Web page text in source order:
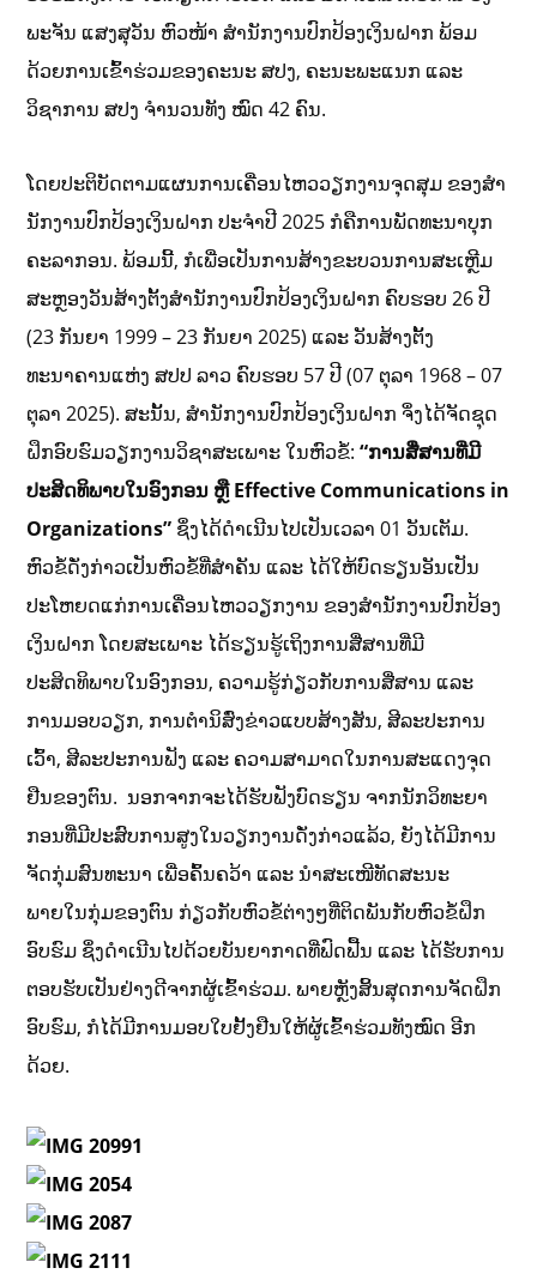
ພະຈັນ ແສງສຸວັນ ຫົວໜ້າ ສໍານັກງານປົກປ້ອງເງິນຝາກ ພ້ອມ
ດ້ວຍການເຂົ້າຮ່ວມຂອງຄະນະ ສປງ, ຄະນະພະແນກ ແລະ
ວິຊາການ ສປງ ຈໍານວນທັງ ໝົດ 42 ຄົນ.
ໂດຍປະຕິບັດຕາມແຜນການເຄື່ອນໄຫວວຽກງານຈຸດສຸມ ຂອງສໍາ
ນັກງານປົກປ້ອງເງິນຝາກ ປະຈໍາປີ 2025 ກໍຄືການພັດທະນາບຸກ
ຄະລາກອນ. ພ້ອມນີ້, ກໍເພື່ອເປັນການສ້າງຂະບວນການສະເຫຼີມ
ສະຫຼອງວັນສ້າງຕັ້ງສໍານັກງານປົກປ້ອງເງິນຝາກ ຄົບຮອບ 26 ປີ
(23 ກັນຍາ 1999 – 23 ກັນຍາ 2025) ແລະ ວັນສ້າງຕັ້ງ
ທະນາຄານແຫ່ງ ສປປ ລາວ ຄົບຮອບ 57 ປີ (07 ຕຸລາ 1968 – 07
ຕຸລາ 2025). ສະນັ້ນ, ສໍານັກງານປົກປ້ອງເງິນຝາກ ຈຶ່ງໄດ້ຈັດຊຸດ
ຝຶກອົບຮົມວຽກງານວິຊາສະເພາະ ໃນຫົວຂໍ້:“ການສື່ສານທີ່ມີ
ປະສິດທິພາບໃນອົງກອນ ຫຼືEffective Communications in
Organizations” ຊຶ່ງໄດ້ດໍາເນີນໄປເປັນເວລາ 01 ວັນເຕັມ.
ຫົວຂໍ້ດັ່ງກ່າວເປັນຫົວຂໍ້ທີ່ສໍາຄັນ ແລະ ໄດ້ໃຫ້ບົດຮຽນອັນເປັນ
ປະໂຫຍດແກ່ການເຄື່ອນໄຫວວຽກງານ ຂອງສຳນັກງານປົກປ້ອງ
ເງິນຝາກ ໂດຍສະເພາະ ໄດ້ຮຽນຮູ້ເຖິງການສື່ສານທີ່ມີ
ປະສິດທິພາບໃນອົງກອນ, ຄວາມຮູ້ກ່ຽວກັບການສື່ສານ ແລະ
ການມອບວຽກ, ການຕໍານິສົ່ງຂ່າວແບບສ້າງສັນ, ສີລະປະການ
ເວົ້າ, ສີລະປະການຟັງ ແລະ ຄວາມສາມາດໃນການສະແດງຈຸດ
ຢືນຂອງຕົນ. ນອກຈາກຈະໄດ້ຮັບຟັງບົດຮຽນ ຈາກນັກວິທະຍາ
ກອນທີ່ມີປະສົບການສູງໃນວຽກງານດັ່ງກ່າວແລ້ວ, ຍັງໄດ້ມີການ
ຈັດກຸ່ມສົນທະນາ ເພື່ອຄົ້ນຄວ້າ ແລະ ນໍາສະເໜີທັດສະນະ
ພາຍໃນກຸ່ມຂອງຕົນ ກ່ຽວກັບຫົວຂໍ້ຕ່າງໆທີ່ຕິດພັນກັບຫົວຂໍ້ຝຶກ
ອົບຮົມ ຊຶ່ງດໍາເນີນໄປດ້ວຍບັນຍາກາດທີ່ຟົດຟື້ນ ແລະ ໄດ້ຮັບການ
ຕອບຮັບເປັນຢ່າງດີຈາກຜູ້ເຂົ້າຮ່ວມ. ພາຍຫຼັງສິ້ນສຸດການຈັດຝຶກ
ອົບຮົມ, ກໍໄດ້ມີການມອບໃບຢັ້ງຢືນໃຫ້ຜູ້ເຂົ້າຮ່ວມທັງໝົດ ອີກ
ດ້ວຍ.